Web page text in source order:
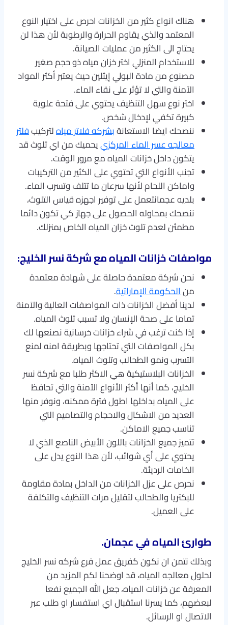
هناك انواع كثير من الخزانات احرص على اختيار النوع
المعتمد والذي يقاوم الحرارة والرطوبة لأن هذا لن
يحتاج الى الكثير من عمليات الصيانة.
للاستخدام المنزلي اختر خزان مياه ذو حجم صغير
مصنوع من مادة البولي إيثلين حيث يعتبر أكثر المواد
الآمنة والتي لا تؤثر على نقاء الماء.
اختر نوع سهل التنظيف يحتوي على فتحة علوية
كبيرة تكفي لإدخال شخص.
ننصحك ايضا الاستعانةبشركه فلاتر مياهلتركيبفلتر
معالجه عسر الماء المركزييحميك من اي تلوث قد
يتكون داخل خزانات المياه مع مرور الوقت.
تجنب الأنواع التي تحتوي على الكثير من التركيبات
واماكن اللحام لأنها سرعان ما تتلف وتسرب الماء.
بلديه عجمانتعمل على توفير اجهزه قياس التلوث،
ننصحك بمحاوله الحصول على جهاز كي تكون دائما
مطمئن لعدم تلوث خزان المياه الخاص بمنزلك.
مواصفات خزانات المياه مع شركة نسر الخليج:
نحن شركة معتمدة حاصلة على شهادة معتمدة
منالحكومة الإماراتية.
لدينا أفضل الخزانات ذات المواصفات العالية والآمنة
تماما على صحة الإنسان ولا تسبب تلوث المياه.
إذا كنت ترغب في شراء خزانات خرسانية نصنعها لك
بكل المواصفات التي تحتاجها وبطريقة امنه لمنع
التسرب ونمو الطحالب وتلوث المياه.
الخزانات البلاستيكية هي الاكثر طلبا مع شركة نسر
الخليج، كما أنها أكثر الأنواع الآمنة والتي تحافظ
على المياه بداخلها اطول فترة ممكنه، ونوفر منها
العديد من الاشكال والاحجام والتصاميم التي
تناسب جميع الاماكن.
تتميز جميع الخزانات باللون الأبيض الناصع الذي لا
يحتوي على أي شوائب، لأن هذا النوع يدل على
الخامات الرديئة.
نحرص على عزل الخزانات من الداخل بمادة مقاومة
للبكتريا والطحالب لتقليل مرات التنظيف والتكلفة
على العميل.
طوارئ المياه في عجمان.
وبذلك نتمن ان نكون كفريق عمل فرع شركه نسر الخليج
لحلول معالجه المياه، قد اوضحنا لكم المزيد من
المعرفة عن خزانات المياه، جعل الله الجميع نفعا
لبعضهم، كما يسرنا استقبال اي استفسار او طلب عبر
الاتصال او الرسائل.